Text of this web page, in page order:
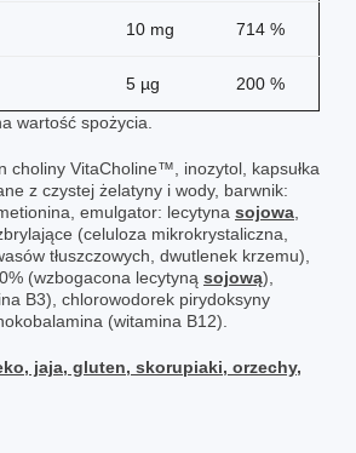
10 mg 714 %
5 µg
200 %
wartość spożycia.
choliny VitaCholine™, inozytol, kapsułka
z czystej żelatyny i wody, barwnik:
emulgator: lecytyna sojowa
(celuloza mikrokrystaliczna,
tłuszczowych, dwutlenek krzemu),
(wzbogacona lecytyną sojową),
B3), chlorowodorek pirydoksyny
(witamina B12).
jaja, gluten, skorupiaki, orzechy,